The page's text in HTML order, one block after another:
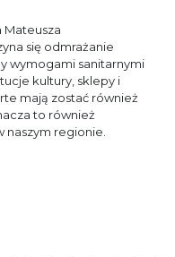
się odmrażanie
wymogami sanitarnymi
kultury, sklepy i
mają zostać również
to również
naszym regionie.